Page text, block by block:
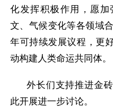
化发挥积极作用，愿加
文、气候变化等各领域
年可持续发展议程，更
动构建人类命运共同体。
外长们支持推进金
此开展进一步讨论。